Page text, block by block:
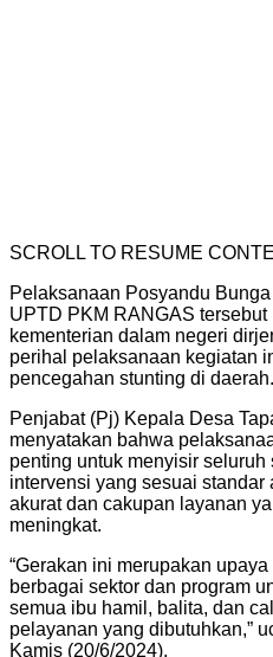
SCROLL TO RESUME
Pelaksanaan Posyandu
UPTD PKM RANGAS
kementerian dalam negeri
perihal pelaksanaan kegiatan
pencegahan stunting di daerah.
Penjabat (Pj) Kepala Desa
menyatakan bahwa
penting untuk menyisir
intervensi yang sesuai
akurat dan cakupan layanan
meningkat.
“Gerakan ini merupakan
berbagai sektor dan program
semua ibu hamil, balita, dan
pelayanan yang dibutuhkan,”
Kamis (20/6/2024).